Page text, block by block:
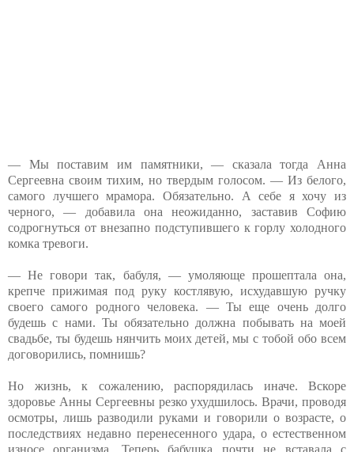
— Мы поставим им памятники, — сказала тогда Анна
Сергеевна своим тихим, но твердым голосом. — Из белого,
самого лучшего мрамора. Обязательно. А себе я хочу из
черного, — добавила она неожиданно, заставив Софию
содрогнуться от внезапно подступившего к горлу холодного
комка тревоги.
— Не говори так, бабуля, — умоляюще прошептала она,
крепче прижимая под руку костлявую, исхудавшую ручку
своего самого родного человека. — Ты еще очень долго
будешь с нами. Ты обязательно должна побывать на моей
свадьбе, ты будешь нянчить моих детей, мы с тобой обо всем
договорились, помнишь?
Но жизнь, к сожалению, распорядилась иначе. Вскоре
здоровье Анны Сергеевны резко ухудшилось. Врачи, проводя
осмотры, лишь разводили руками и говорили о возрасте, о
последствиях недавно перенесенного удара, о естественном
износе организма. Теперь бабушка почти не вставала с